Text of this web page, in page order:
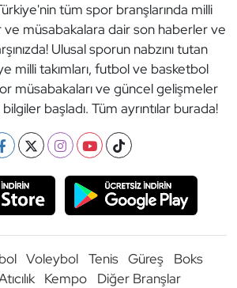
tüm spor branşlarında milli
ve müsabakalara dair son haberler ve
Ulusal sporun nabzını tutan
milli takımları, futbol ve basketbol
müsabakaları ve güncel gelişmeler
başladı. Tüm ayrıntılar burada!
Voleybol Tenis Güreş
Boks
Kempo Diğer Branşlar